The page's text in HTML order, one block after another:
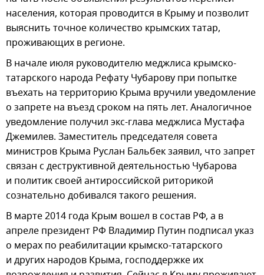
населения, которая проводится в Крыму и позволит
выяснить точное количество крымских татар,
проживающих в регионе.
В начале июля руководителю меджлиса крымско-
татарского народа Рефату Чубарову при попытке
въехать на территорию Крыма вручили уведомление
о запрете на въезд сроком на пять лет. Аналогичное
уведомление получил экс-глава меджлиса Мустафа
Джемилев. Заместитель председателя совета
министров Крыма Руслан Бальбек заявил, что запрет
связан с деструктивной деятельностью Чубарова
и политик своей антироссийской риторикой
сознательно добивался такого решения.
В марте 2014 года Крым вошел в состав РФ, а в
апреле президент РФ Владимир Путин подписал указ
о мерах по реабилитации крымско-татарского
и других народов Крыма, господдержке их